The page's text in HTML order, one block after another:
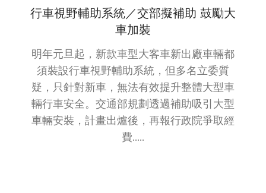
行車視野輔助系統／交部擬補助 鼓勵大
車加裝
明年元旦起，新款車型大客車新出廠車輛都
須裝設行車視野輔助系統，但多名立委質
疑，只針對新車，無法有效提升整體大型車
輛行車安全。交通部規劃透過補助吸引大型
車輛安裝，計畫出爐後，再報行政院爭取經
費.....